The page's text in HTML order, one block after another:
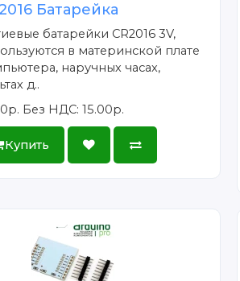
Батарейка
батарейки CR2016 3V,
в материнской плате
наручных часах,
д..
Без НДС: 15.00р.
Купить